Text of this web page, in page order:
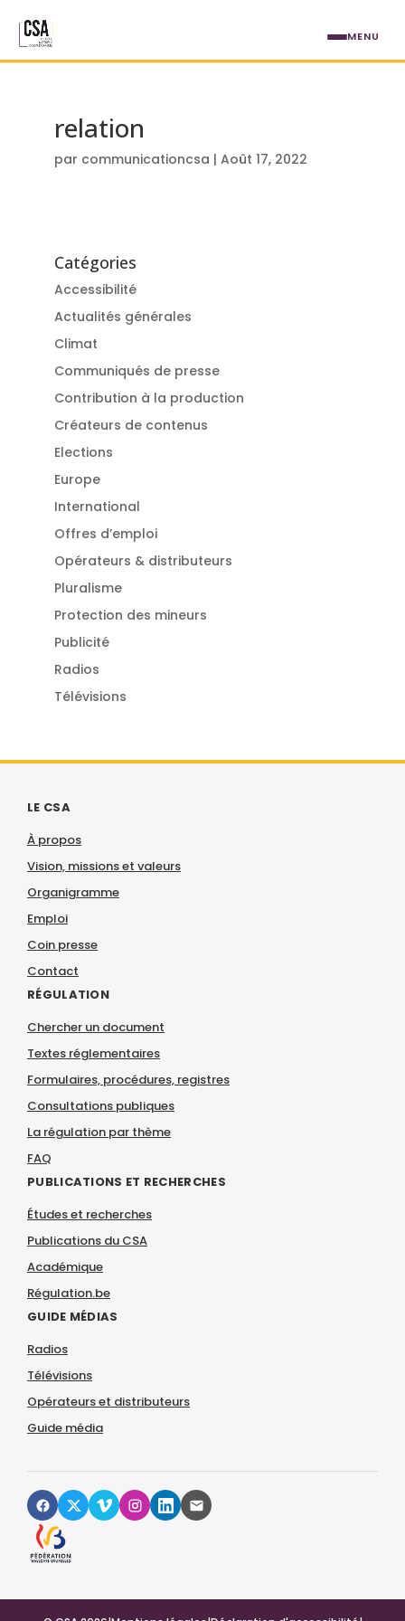
relation
par communicationcsa | Août 17, 2022
Catégories
Accessibilité
Actualités générales
Climat
Communiqués de presse
Contribution à la production
Créateurs de contenus
Elections
Europe
International
Offres d’emploi
Opérateurs & distributeurs
Pluralisme
Protection des mineurs
Publicité
Radios
Télévisions
LE CSA
À propos
Vision, missions et valeurs
Organigramme
Emploi
Coin presse
Contact
RÉGULATION
Chercher un document
Textes réglementaires
Formulaires, procédures, registres
Consultations publiques
La régulation par thème
FAQ
PUBLICATIONS ET RECHERCHES
Études et recherches
Publications du CSA
Académique
Régulation.be
GUIDE MÉDIAS
Radios
Télévisions
Opérateurs et distributeurs
Guide média
MENU